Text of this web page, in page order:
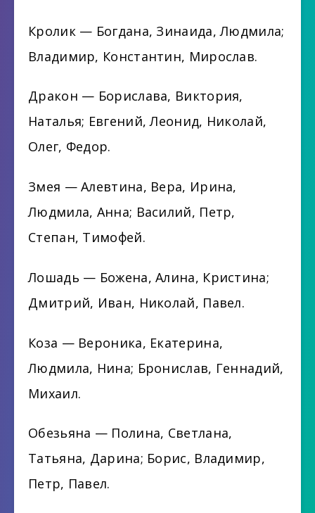
Кролик — Богдана, Зинаида, Людмила;
Владимир, Константин, Мирослав.
Дракон — Борислава, Виктория,
Наталья; Евгений, Леонид, Николай,
Олег, Федор.
Змея — Алевтина, Вера, Ирина,
Людмила, Анна; Василий, Петр,
Степан, Тимофей.
Лошадь — Божена, Алина, Кристина;
Дмитрий, Иван, Николай, Павел.
Коза — Вероника, Екатерина,
Людмила, Нина; Бронислав, Геннадий,
Михаил.
Обезьяна — Полина, Светлана,
Татьяна, Дарина; Борис, Владимир,
Петр, Павел.